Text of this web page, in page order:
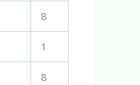
8
1
8